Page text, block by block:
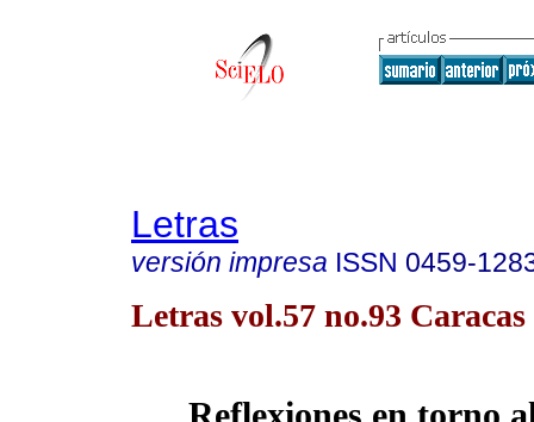
Letras
versión impresa ISSN 0459-
Letras vol.57 no.93 Caracas